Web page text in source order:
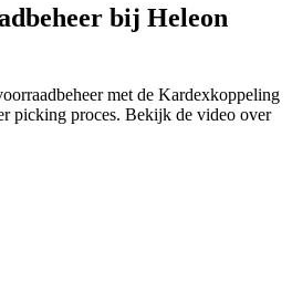
bij Heleon
met de Kardexkoppeling
picking proces. Bekijk de video over